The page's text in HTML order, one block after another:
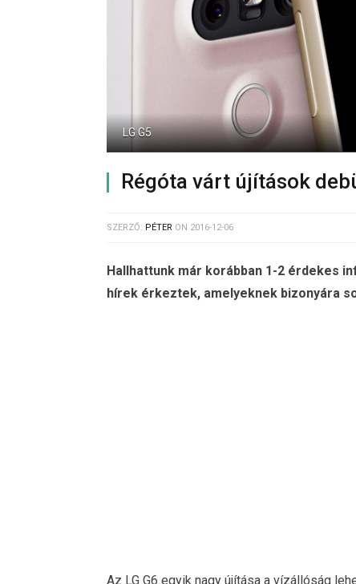
LG G5
Régóta várt újítások
SZERZŐ: PÉTER ON 2016-12-06
Hallhattunk már korábban 1-2 érdekes
hírek érkeztek, amelyeknek bizonyára
Az LG G6 egyik nagy újítása a vízállóság